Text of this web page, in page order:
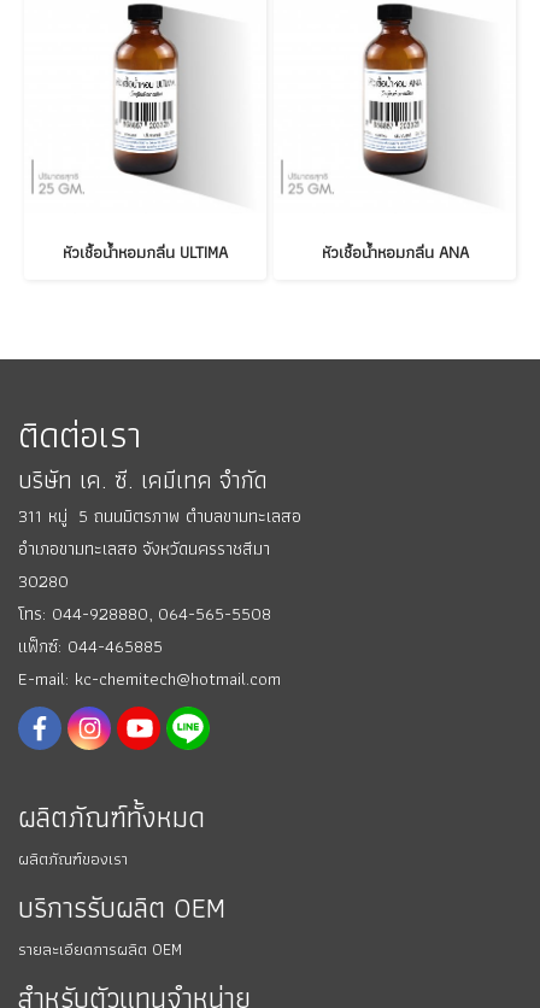
หัวเชื้อน้ำหอมกลิ่น ULTIMA หัวเชื้อน้ำหอมกลิ่น ANA
ติดต่อเรา
บริษัท เค. ซี. เคมีเทค จำกัด
311 หมู่ 5 ถนนมิตรภาพ ตำบลขามทะเลสอ
อำเภอขามทะเลสอ จังหวัดนครราชสีมา
30280
โทร: 044-928880, 064-565-5508
แฟ็กซ์: 044-465885
E-mail: kc-chemitech@hotmail.com
ผลิตภัณฑ์ทั้งหมด
ผลิตภัณฑ์ของเรา
บริการรับผลิต OEM
รายละเอียดการผลิต OEM
สำหรับตัวแทนจำหน่าย